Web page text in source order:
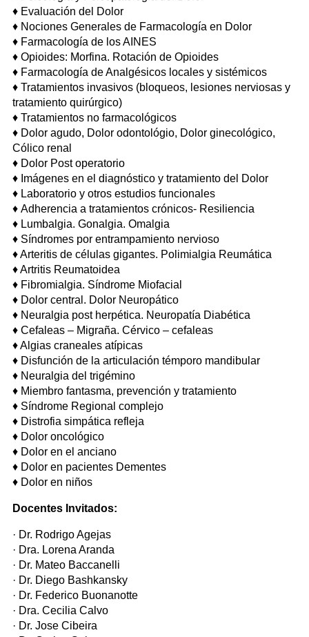
♦ Evaluación del Dolor
♦ Nociones Generales de Farmacología en Dolor
♦ Farmacología de los AINES
♦ Opioides: Morfina. Rotación de Opioides
♦ Farmacología de Analgésicos locales y sistémicos
♦ Tratamientos invasivos (bloqueos, lesiones nerviosas y
tratamiento quirúrgico)
♦ Tratamientos no farmacológicos
♦ Dolor agudo, Dolor odontológio, Dolor ginecológico,
Cólico renal
♦ Dolor Post operatorio
♦ Imágenes en el diagnóstico y tratamiento del Dolor
♦ Laboratorio y otros estudios funcionales
♦ Adherencia a tratamientos crónicos- Resiliencia
♦ Lumbalgia. Gonalgia. Omalgia
♦ Síndromes por entrampamiento nervioso
♦Arteritis de células gigantes. Polimialgia Reumática
♦Artritis Reumatoidea
♦ Fibromialgia. Síndrome Miofacial
♦ Dolor central. Dolor Neuropático
♦ Neuralgia post herpética. Neuropatía Diabética
♦ Cefaleas – Migraña. Cérvico – cefaleas
♦Algias craneales atípicas
♦ Disfunción de la articulación témporo mandibular
♦ Neuralgia del trigémino
♦ Miembro fantasma, prevención y tratamiento
♦ Síndrome Regional complejo
♦ Distrofia simpática refleja
♦ Dolor oncológico
♦ Dolor en el anciano
♦ Dolor en pacientes Dementes
♦ Dolor en niños
Docentes Invitados:
· Dr. Rodrigo Agejas
· Dra. Lorena Aranda
· Dr. Mateo Baccanelli
· Dr. Diego Bashkansky
· Dr. Federico Buonanotte
· Dra. Cecilia Calvo
· Dr. Jose Cibeira